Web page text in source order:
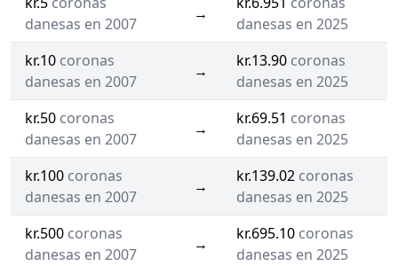
danesas en 2007
→
danesas en 2025
kr.10 coronas
danesas en 2007
→
kr.13.90 coronas
danesas en 2025
kr.50 coronas
danesas en 2007
→
kr.69.51 coronas
danesas en 2025
kr.100 coronas
danesas en 2007
→
kr.139.02 coronas
danesas en 2025
kr.500 coronas
danesas en 2007
→
kr.695.10 coronas
danesas en 2025